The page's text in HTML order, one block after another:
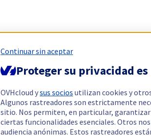
Continuar sin aceptar
Proteger su privacidad
OVHcloud ysus socios utilizan cookies y
Algunos rastreadores son estrictamente
sitio. Nos permiten, en particular, garantizar
ciertas funcionalidades esenciales. Otros
audiencia anónimas. Estos rastreadores